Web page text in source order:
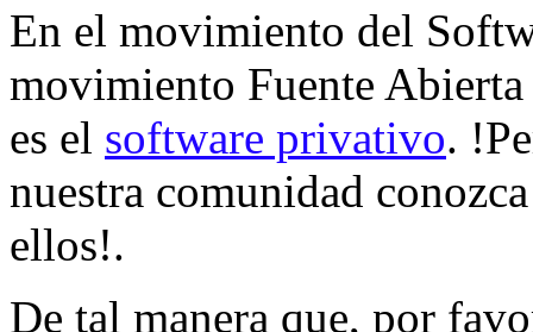
En el movimiento del
movimiento Fuente
es el software privativo.
nuestra comunidad
ellos!.
De tal manera que, por